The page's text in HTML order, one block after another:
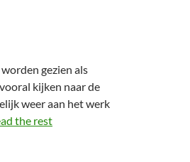
gezien als
kijken naar de
weer aan het werk
the rest